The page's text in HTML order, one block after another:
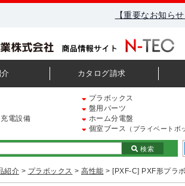
【重要なお知ら
カタログ請求
プラボックス
盤用パーツ
電設備
ホーム分電盤
個室ブース （プライベートボ
検索
紹介 > プラボックス > 高性能 > [PXF-C] PXF形プラ